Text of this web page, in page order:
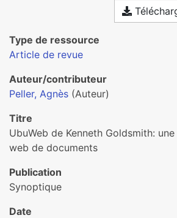
Type de ressource
Article de revue
Auteur/contributeur
Peller, Agnès (Auteur)
Titre
UbuWeb de Kenneth Goldsmith:
web de documents
Publication
Synoptique
Date